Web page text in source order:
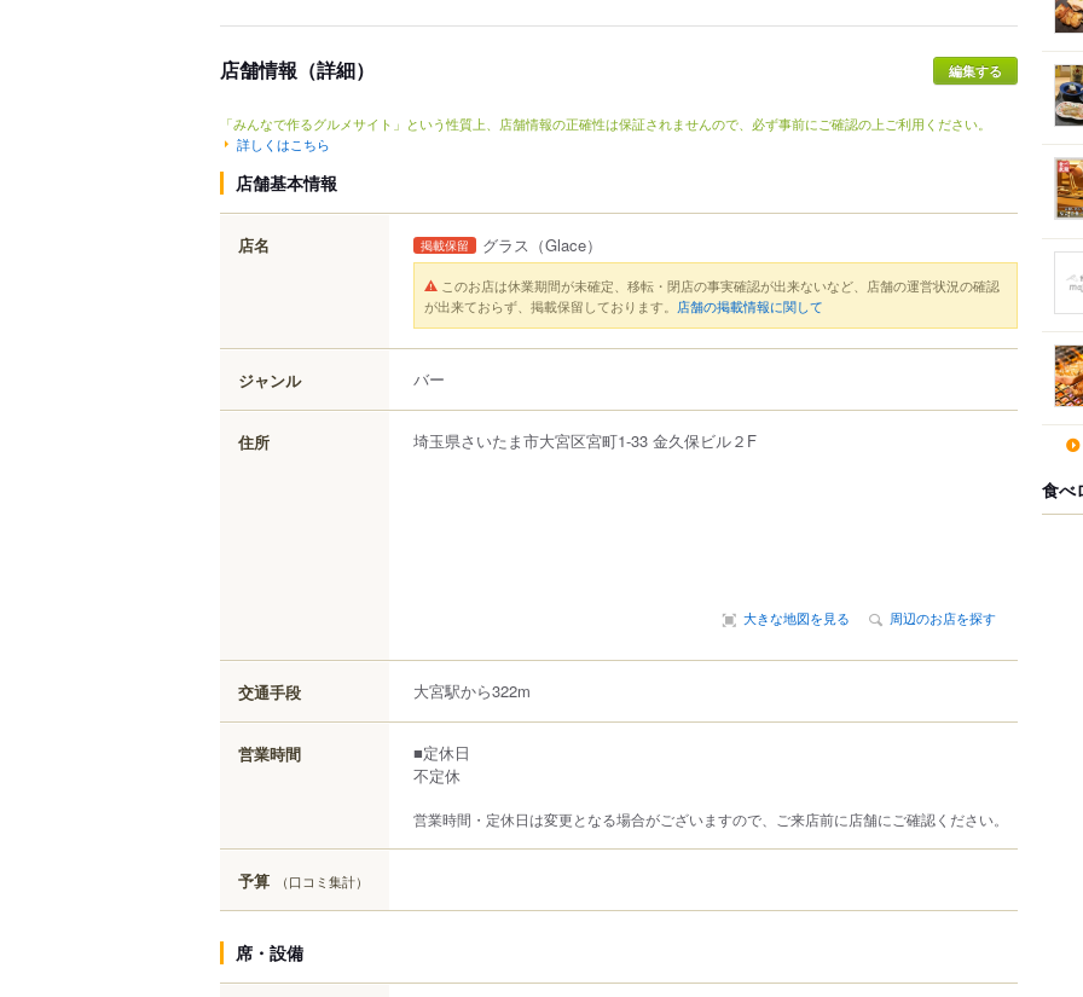
店舗情報（詳細）
「みんなで作るグルメサイト」という性質上、店舗情報の正確性は保証されませんので、必ず事前にご確認の上ご利用ください。
詳しくはこちら
店舗基本情報
店名 掲載保留 グラス （Glace）
このお店は休業期間が未確定、移転・閉店の事実確認が出来ないなど、店舗の運営状況の確認
が出来ておらず、掲載保留しております。 店舗の掲載情報に関して
ジャンル バー
住所 埼玉県さいたま市大宮区宮町1-33 金久保ビル２F
大きな地図を見る 周辺のお店を探す
交通手段 大宮駅から322m
営業時間
■定休日
不定休
営業時間・定休日は変更となる場合がございますので、ご来店前に店舗にご確認ください。
予算 （口コミ集計）
席・設備
食べ